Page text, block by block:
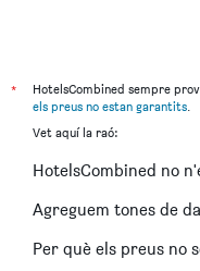
*
HotelsCombined sempre
els preus no estan garantits.
Vet aquí la raó:
HotelsCombined no
Agreguem tones de
Per què els preus no